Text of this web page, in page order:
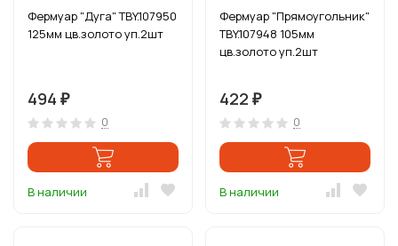
Фермуар "Дуга" TBY.107950
125мм цв.золото уп.2шт
494 ₽
0
В наличии
Фермуар "Прямоугольник"
TBY.107948 105мм
цв.золото уп.2шт
422 ₽
0
В наличии